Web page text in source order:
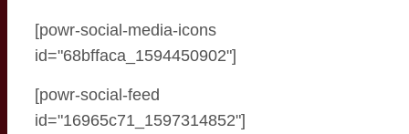
[powr-social-media-icons
id="68bffaca_1594450902"]
[powr-social-feed
id="16965c71_1597314852"]